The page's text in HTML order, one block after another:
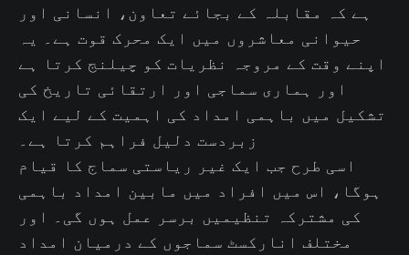
ہے کہ مقابلہ کے بجائے تعاون، انسانی اور
حیوانی معاشروں میں ایک محرک قوت ہے۔ یہ
اپنے وقت کے مروجہ نظریات کو چیلنج کرتا ہے
اور ہماری سماجی اور ارتقائی تاریخ کی
تشکیل میں باہمی امداد کی اہمیت کے لیے ایک
زبردست دلیل فراہم کرتا ہے۔
اسی طرح جب ایک غیر ریاستی سماج کا قیام
ہوگا، اس میں افراد میں مابین امداد باہمی
کی مشترکہ تنظیمیں برسر عمل ہوں گی۔ اور
مختلف انارکسٹ سماجوں کے درمیان امداد